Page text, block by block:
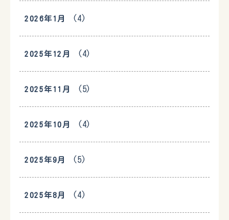
2026年1月 (4)
2025年12月 (4)
2025年11月 (5)
2025年10月 (4)
2025年9月 (5)
2025年8月 (4)